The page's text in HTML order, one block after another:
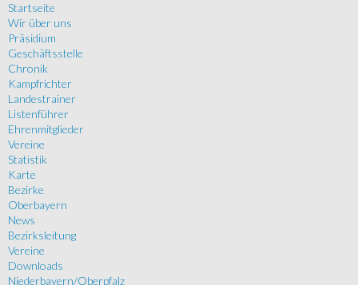
Startseite
Wir über uns
Präsidium
Geschäftsstelle
Chronik
Kampfrichter
Landestrainer
Listenführer
Ehrenmitglieder
Vereine
Statistik
Karte
Bezirke
Oberbayern
News
Bezirksleitung
Vereine
Downloads
Niederbayern/Oberpfalz